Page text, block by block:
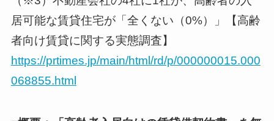
居可能な賃貸住宅が「全くない（0%）」【高齢
者向け賃貸に関する実態調査】
https://prtimes.jp/main/html/rd/p/000000015.000
068855.html